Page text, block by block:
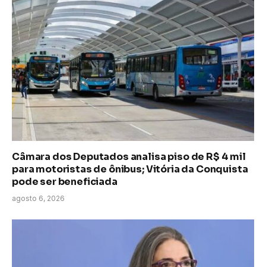
Câmara dos Deputados analisa piso de R$ 4 mil
para motoristas de ônibus; Vitória da Conquista
pode ser beneficiada
agosto 6, 2026